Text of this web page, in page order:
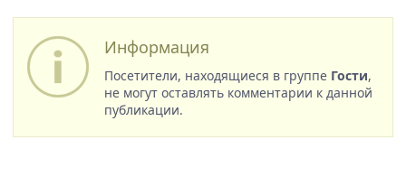
Информация
Посетители, находящиеся в группе Гости,
не могут оставлять комментарии к данной
публикации.